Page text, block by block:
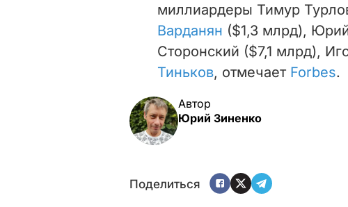
миллиардеры Тимур
Варданян ($1,3 млрд),
Сторонский ($7,1 млрд),
Тиньков, отмечает Forbes.
Автор
Юрий Зиненко
Поделиться